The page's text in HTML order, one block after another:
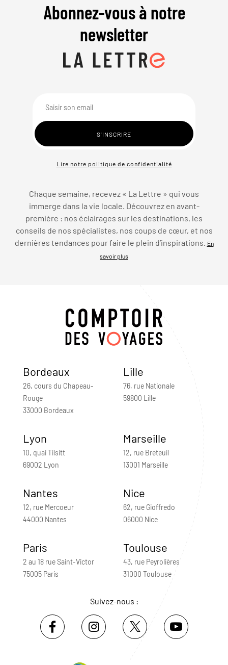
Abonnez-vous à notre
newsletter
Lire notre politique de confidentialité
Chaque semaine, recevez « La Lettre » qui vous
immerge dans la vie locale. Découvrez en avant-
première : nos éclairages sur les destinations, les
conseils de nos spécialistes, nos coups de cœur, et nos
dernières tendances pour faire le plein d’inspirations. En
savoir plus
Bordeaux
26, cours du Chapeau-
Rouge
33000 Bordeaux
Lille
76, rue Nationale
59800 Lille
Lyon
10, quai Tilsitt
69002 Lyon
Marseille
12, rue Breteuil
13001 Marseille
Nantes
12, rue Mercoeur
44000 Nantes
Nice
62, rue Gioffredo
06000 Nice
Paris
2 au 18 rue Saint-Victor
75005 Paris
Toulouse
43, rue Peyrolières
31000 Toulouse
Suivez-nous :